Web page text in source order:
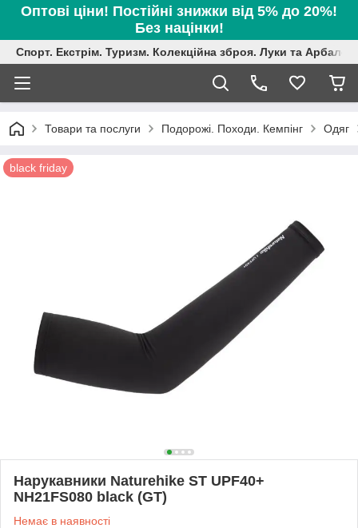
Оптові ціни! Постійні знижки від 5% до 20%!
Без націнки!
Спорт. Екстрім. Туризм. Колекційна зброя. Луки та
Товари та послуги Подорожі. Походи. Кемпінг Одяг
black friday
Нарукавники Naturehike ST UPF40+
NH21FS080 black (GT)
Немає в наявності